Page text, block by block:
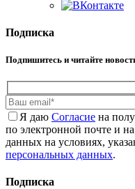
Подписка
Подпишитесь и читайте
Я даю Cогласие на
по электронной почте и
данных на условиях,
персональных данных.
Подписка